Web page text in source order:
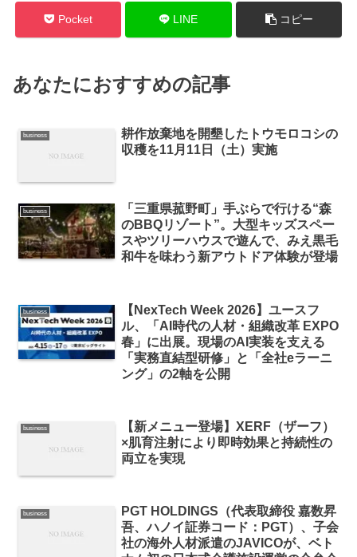
Pocket LINE コピー
あなたにおすすめの記事
business
耕作放棄地を開墾したトウモロコシの
収穫を11月11日（土）実施
business
「三重県菰野町」手ぶらで行ける“森
のBBQリゾート”。大型キッズスペー
スやツリーハウスで遊んで、みえ黒毛
和牛を味わう新アウトドア体験が登場
business
【NexTech Week 2026】ユースフ
ル、「AI時代の人材・組織改革 EXPO
春」に出展。現場のAI実装を支える
「実務直結型研修」と「全社eラーニ
ング」の2軸を公開
business
【新メニュー登場】XERF（ザーフ）
×肌育注射により即時効果と持続性の
両立を実現
business
PGT HOLDINGS（代表取締役 嘉数昇
吾、ハノイ証券コード：PGT）、子会
社の海外人材派遣のJAVICOが、ベト